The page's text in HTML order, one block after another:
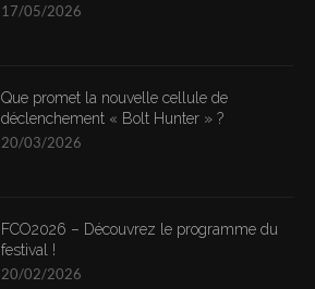
17/05/2026
Que promet la nouvelle cellule de
déclenchement « Bolt Hunter » ?
20/03/2026
FCO2026 – Découvrez le programme du
festival !
20/02/2026